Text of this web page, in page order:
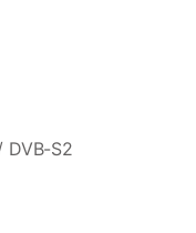
DVB-S2